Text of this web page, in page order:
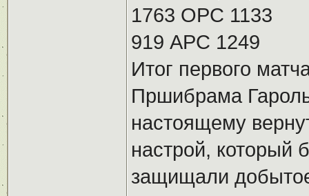
1763 ОРС 1133
919 АРС 1249
Итог первого
Пршибрама
настоящему
настрой, который
защищали